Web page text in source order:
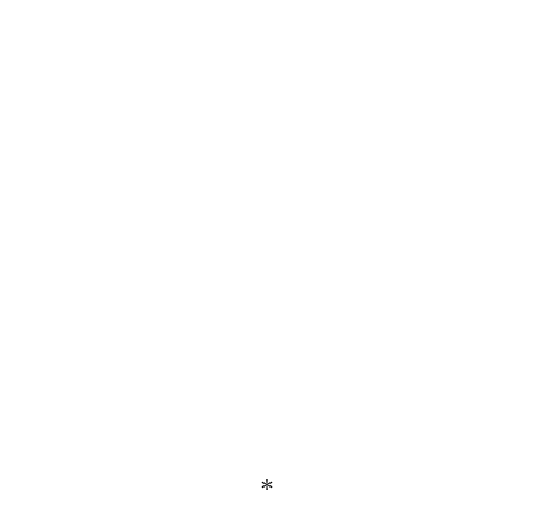
*